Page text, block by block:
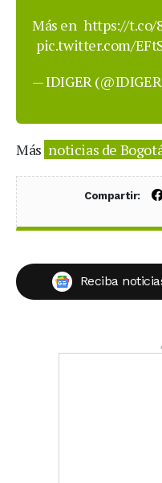
Más en https://t.co/
pic.twitter.com/
— IDIGER
Más noticias de
Compartir:
Reciba